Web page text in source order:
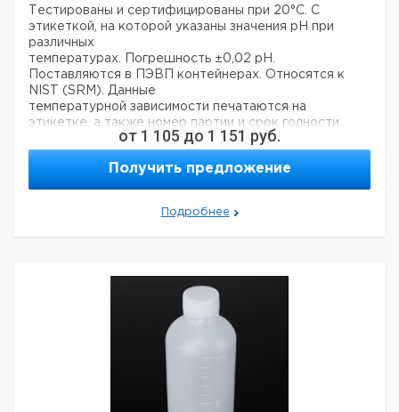
Тестированы и сертифицированы при 20°C. С
этикеткой, на которой указаны значения рН при
различных
температурах. Погрешность ±0,02 рН.
Поставляются в ПЭВП контейнерах. Относятся к
NIST (SRM). Данные
температурной зависимости печатаются на
этикетке, а также номер партии и срок годности.
Срок годности
буферных растворов 24 месяца от даты
изготовления.
при 20
мл
во
номер
НДС, НДС,
1000 цитратный 1
9041367
фосфатный
H3BO3-KCl-
NaOH
боратный
Прошу обратить внимание на то, что минимальный
заказ в нашей компании составляет 300 евро с ндс.
от 1 105 до 1 151 руб.
Получить предложение
Подробнее